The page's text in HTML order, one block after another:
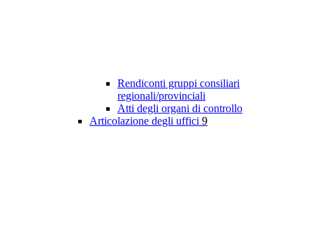
Rendiconti gruppi consiliari
regionali/provinciali
Atti degli organi di controllo
Articolazione degli uffici 9